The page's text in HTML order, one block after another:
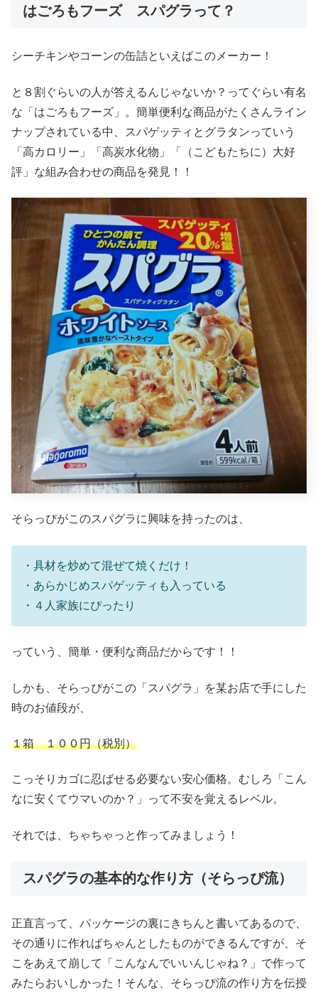
はごろもフーズ スパグラって？
シーチキンやコーンの缶詰といえばこのメーカー！
と８割ぐらいの人が答えるんじゃないか？ってぐらい有名
な「はごろもフーズ」。簡単便利な商品がたくさんライン
ナップされている中、スパゲッティとグラタンっていう
「高カロリー」「高炭水化物」「（こどもたちに）大好
評」な組み合わせの商品を発見！！
そらっぴがこのスパグラに興味を持ったのは、
・具材を炒めて混ぜて焼くだけ！
・あらかじめスパゲッティも入っている
・４人家族にぴったり
っていう、簡単・便利な商品だからです！！
しかも、そらっぴがこの「スパグラ」を某お店で手にした
時のお値段が、
１箱 １００円（税別）
こっそりカゴに忍ばせる必要ない安心価格。むしろ「こん
なに安くてウマいのか？」って不安を覚えるレベル。
それでは、ちゃちゃっと作ってみましょう！
スパグラの基本的な作り方（そらっぴ流）
正直言って、パッケージの裏にきちんと書いてあるので、
その通りに作ればちゃんとしたものができるんですが、そ
こをあえて崩して「こんなんでいいんじゃね？」で作って
みたらおいしかった！そんな、そらっぴ流の作り方を伝授